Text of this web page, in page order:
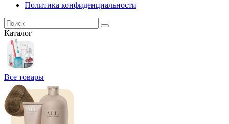
Политика конфиденциальности
Каталог
Все товары